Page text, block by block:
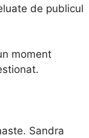
de publicul
moment
Sandra